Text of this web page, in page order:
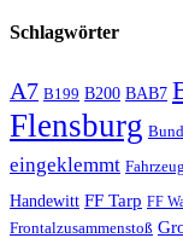
Schlagwörter
A7 B199 B200 BAB7
Flensburg
eingeklemmt
Handewitt FF Tarp FF
Frontalzusammenstoß